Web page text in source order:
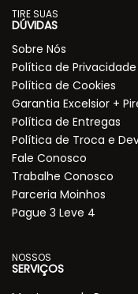
TIRE SUAS
DÚVIDAS
Sobre Nós
Política de Privacidade
Política de Cookies
Garantia Excelsior +
Política de Entregas
Política de Troca e
Fale Conosco
Trabalhe Conosco
Parceria Moinhos
Pague 3 Leve 4
NOSSOS
SERVIÇOS